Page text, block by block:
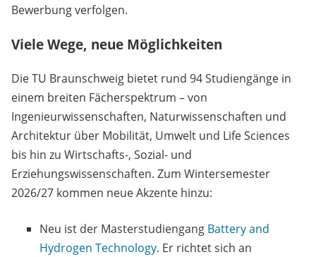
Bewerbung verfolgen.
Viele Wege, neue Möglichkeiten
Die TU Braunschweig bietet rund 94 Studiengänge in
einem breiten Fächerspektrum – von
Ingenieurwissenschaften, Naturwissenschaften und
Architektur über Mobilität, Umwelt und Life Sciences
bis hin zu Wirtschafts-, Sozial- und
Erziehungswissenschaften. Zum Wintersemester
2026/27 kommen neue Akzente hinzu:
Neu ist der Masterstudiengang Battery and
Hydrogen Technology. Er richtet sich an